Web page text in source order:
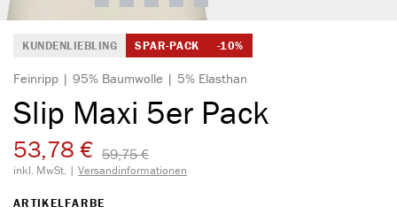
KUNDENLIEBLING SPAR-PACK -10%
Feinripp | 95% Baumwolle | 5% Elasthan
Slip Maxi 5er Pack
53,78 € 59,75 €​
inkl. MwSt. | Versandinformationen
ARTIKELFARBE